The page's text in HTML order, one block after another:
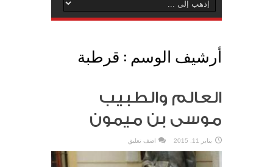
أرشيف الوسم : قرطبة
العالم والطبيب
موسى بن ميمون
يناير 11, 2015 اضف تعليق